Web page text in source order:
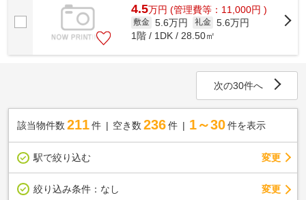
4.5万円 (管理費等：11,000円 )
敷金 5.6万円 礼金 5.6万円
1階 / 1DK / 28.50㎡
次の30件へ
該当物件数 211件 空き数 236 件 1～30 件を表示
駅で絞り込む 変更
絞り込み条件： なし 変更